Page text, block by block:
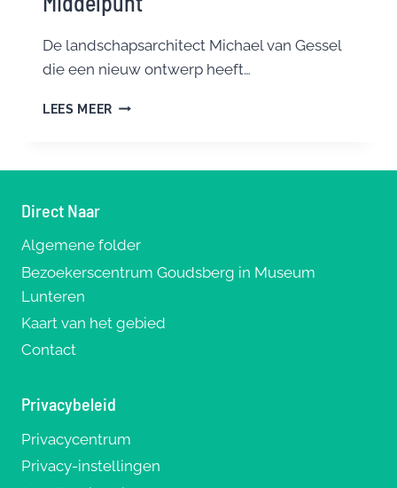
De landschapsarchitect Michael van Gessel
die een nieuw ontwerp heeft…
LEES MEER MIDDELPUNT
Direct Naar
Algemene folder
Bezoekerscentrum Goudsberg in Museum
Lunteren
Kaart van het gebied
Contact
Privacybeleid
Privacycentrum
Privacy-instellingen